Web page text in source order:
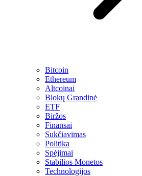
Bitcoin
Ethereum
Altcoinai
Blokų Grandinė
ETF
Biržos
Finansai
Sukčiavimas
Politika
Spėjimai
Stabilios Monetos
Technologijos